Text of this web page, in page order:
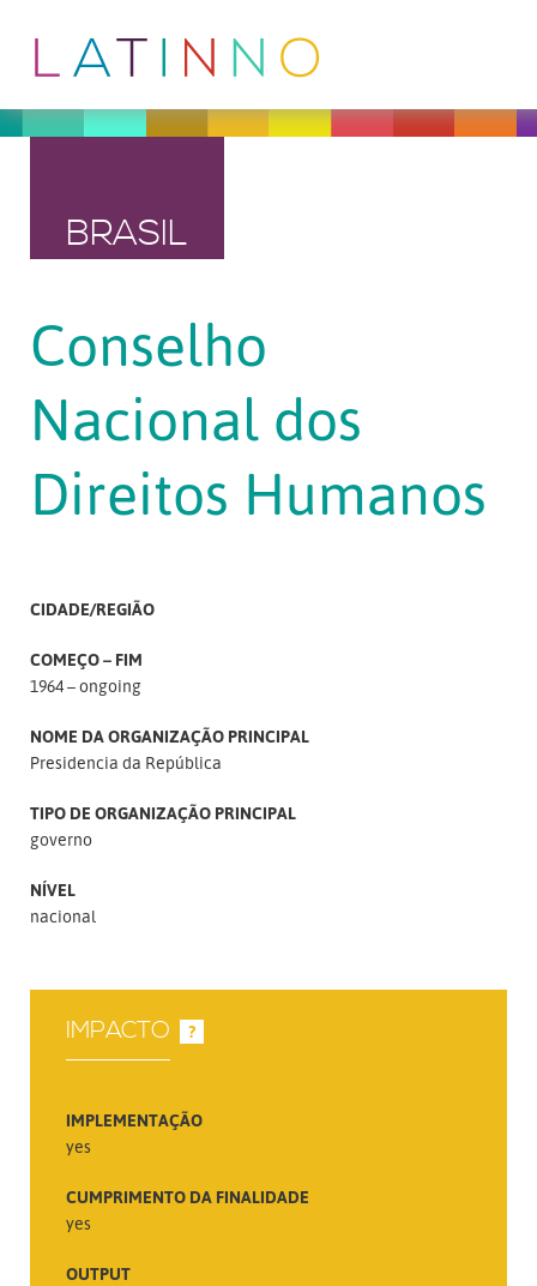
BRASIL
Conselho
Nacional dos
Direitos Humanos
CIDADE/REGIÃO
COMEÇO – FIM
1964 – ongoing
NOME DA ORGANIZAÇÃO PRINCIPAL
Presidencia da República
TIPO DE ORGANIZAÇÃO PRINCIPAL
governo
NÍVEL
nacional
IMPACTO ?
IMPLEMENTAÇÃO
yes
CUMPRIMENTO DA FINALIDADE
yes
OUTPUT